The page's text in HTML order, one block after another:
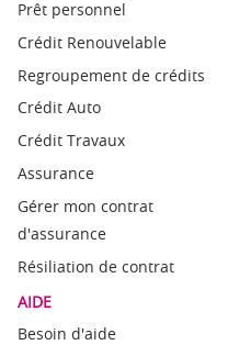
Prêt personnel
Crédit Renouvelable
Regroupement de crédits
Crédit Auto
Crédit Travaux
Assurance
Gérer mon contrat
d'assurance
Résiliation de contrat
AIDE
Besoin d'aide